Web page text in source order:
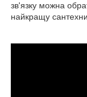
зв'язку можна
найкращу